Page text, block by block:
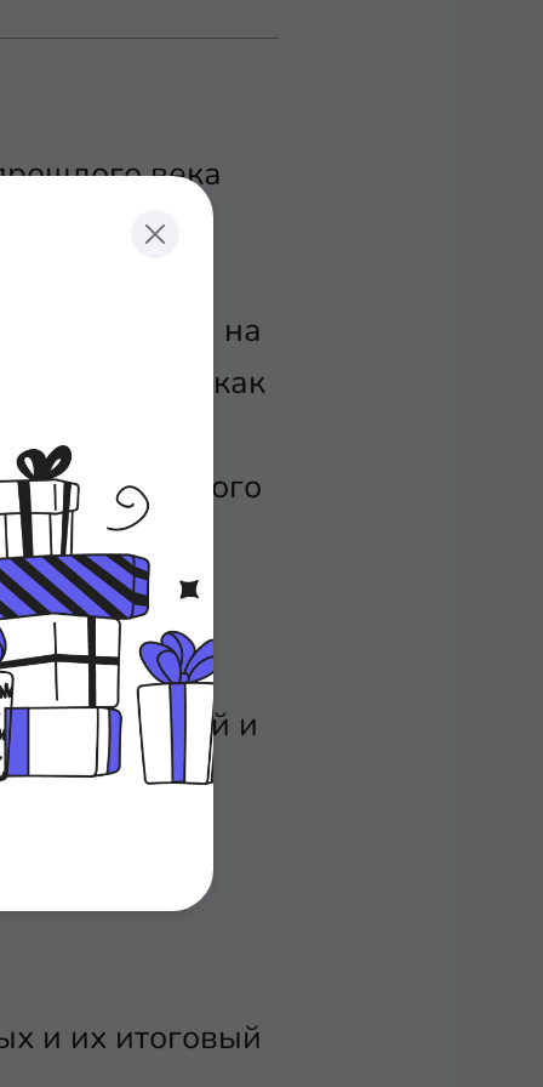
века
заменена на
как
трафика и
этого
Netflow
приложений и
и их итоговый